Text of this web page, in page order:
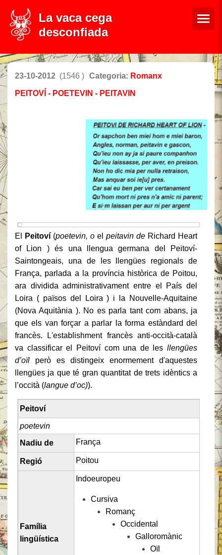
La vaca cega
desconfiada
23-10-2012 (1546 ) Categoria: Romanx
PEITOVÍ - POETEVIN - PEITAVIN
El Peitoví (poetevin, o el peitavin de Richard Heart
of Lion ) és una llengua germana del Peitoví-
Saintongeais, una de les llengües regionals de
França, parlada a la província històrica de Poitou,
ara dividida administrativament entre el País del
Loira ( països del Loira ) i la Nouvelle-Aquitaine
(Nova Aquitània ). No es parla tant com abans, ja
que els van forçar a parlar la forma estàndard del
francès. L'establishment francès anti-occità-català
va classificar el Peitoví com una de les llengües
d’oïl però es distingeix enormement d'aquestes
llengües ja que té gran quantitat de trets idèntics a
l’occità (langue d’oc)).
Peitoví
poetevin
Nadiu de
França
Regió Poitou
Família
lingüística
Indoeuropeu
Cursiva
Romanç
Occidental
Galloromànic
Oïl